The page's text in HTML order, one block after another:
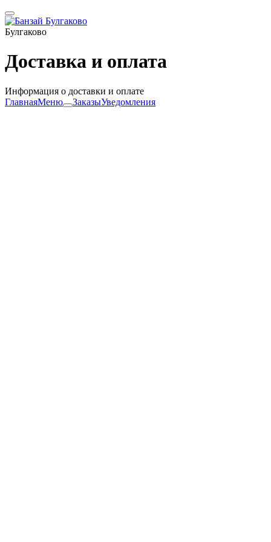
Булгаково
Доставка и оплата
Информация о доставки и оплате
ГлавнаяМеню ЗаказыУведомления